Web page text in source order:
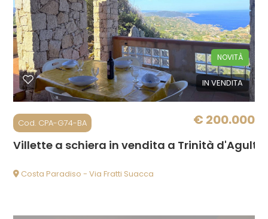
IN VENDITA
NOVITÀ
Cod. CPA-G74-BA € 200.000
Villette a schiera in vendita a Trinità d'Agultu
Costa Paradiso - Via Fratti Suacca
Prezzo
Totale
mq